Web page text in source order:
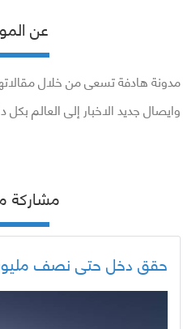
عن
مدونة هادفة تسعى من خلال
وايصال جديد الاخبار إلى العالم بكل
مشاركة
حقق دخل حتى نصف